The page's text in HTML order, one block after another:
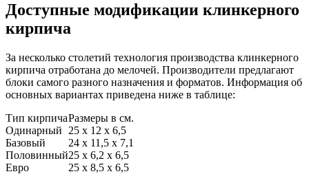
Доступные модификации клинкерного
кирпича
За несколько столетий технология производства клинкерного
кирпича отработана до мелочей. Производители предлагают
блоки самого разного назначения и форматов. Информация об
основных вариантах приведена ниже в таблице:
Тип кирпичаРазмеры в см.
Одинарный
25 x 12 х 6,5
Базовый
24 x 11,5 х 7,1
Половинный25 x 6,2 х 6,5
Евро
25 x 8,5 х 6,5